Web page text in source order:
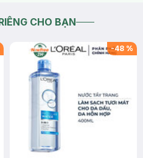
CHO BẠN
-48 %